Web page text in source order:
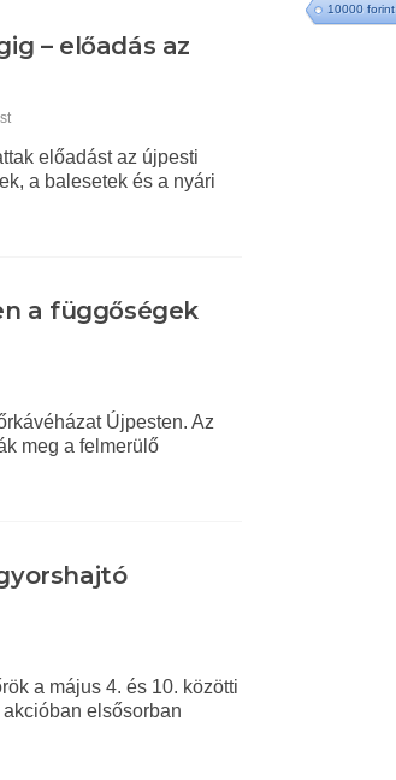
– előadás az
előadást az újpesti
a balesetek és a nyári
a függőségek
Újpesten. Az
meg a felmerülő
a május 4. és 10. közötti
elsősorban
10000 forint